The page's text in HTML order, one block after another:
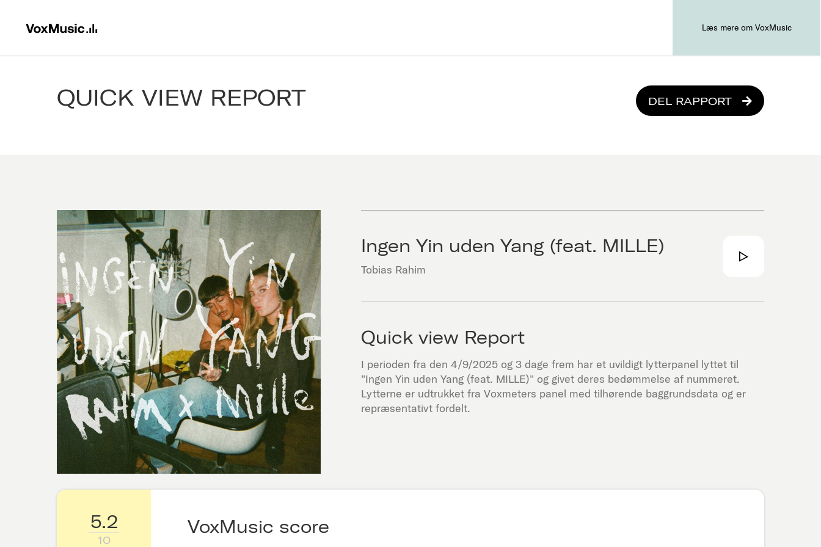
Læs mere om VoxMusic
QUICK VIEW REPORT DEL RAPPORT
Ingen Yin uden Yang (feat. MILLE)
Tobias Rahim
Quick view Report
I perioden fra den 4/9/2025 og 3 dage frem har et uvildigt lytterpanel lyttet til
"Ingen Yin uden Yang (feat. MILLE)" og givet deres bedømmelse af nummeret.
Lytterne er udtrukket fra Voxmeters panel med tilhørende baggrundsdata og er
repræsentativt fordelt.
5.2
10
VoxMusic score